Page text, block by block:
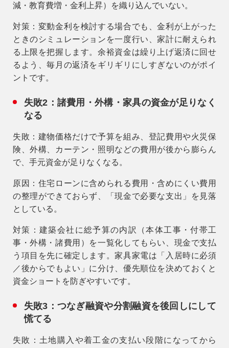
減・教育費増・金利上昇）を織り込んでいない。
対策 ：変動金利を検討する場合でも、金利が上がった
ときのシミュレーションを一度行い、家計に耐えられ
る上限 を把握します。余裕資金は繰り上げ返済に回せ
るよう、毎月の返済をギリギリにしすぎないのがポイ
ントです。
失敗2：諸費用・外構・家具の資金が足りなく
なる
失敗 ：建物価格だけで予算を組み、登記費用や火災保
険、外構、カーテン・照明などの費用が後から膨らん
で、手元資金が足りなくなる。
原因 ：住宅ローンに含められる費用・含めにくい費用
の整理ができておらず、「現金で必要な支出」を見落
としている。
対策 ：建築会社に総予算の内訳（本体工事・付帯工
事・外構・諸費用）を一覧化してもらい、 現金で支払
う項目 を先に確定します。家具家電は「入居時に必須
／後からでもよい」に分け、優先順位を決めておくと
資金ショートを防ぎやすいです。
失敗3：つなぎ融資や分割融資を後回しにして
慌てる
失敗 ：土地購入や着工金の支払い段階になってから